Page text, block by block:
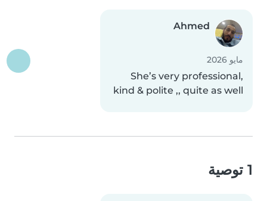
Ahmed
مايو 2026
She’s very professional,
kind & polite ,, quite as well
1 توصية